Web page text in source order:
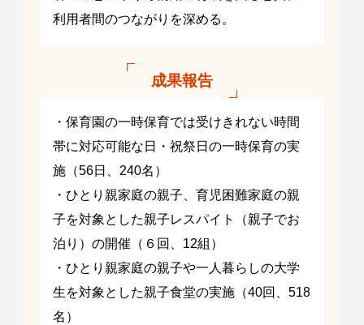
利用者間のつながりを深める。
成果報告
・保育園の一時保育では受けきれない時間
帯に対応可能な日・祝祭日の一時保育の実
施（56日、240名）
・ひとり親家庭の親子、育児困難家庭の親
子を対象とした親子レスパイト（親子でお
泊り）の開催（６回、12組）
・ひとり親家庭の親子や一人暮らしの大学
生を対象とした親子食堂の実施（40回、518
名）